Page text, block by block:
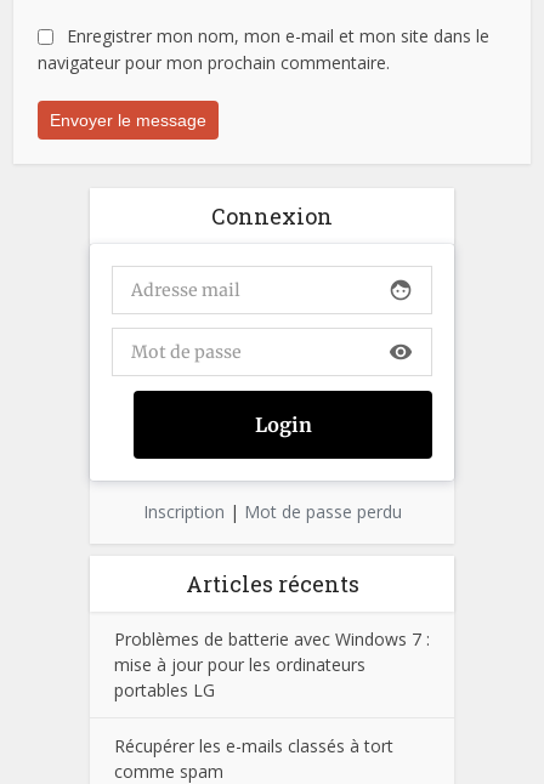
Enregistrer mon nom, mon e-mail et mon site dans le
navigateur pour mon prochain commentaire.
Connexion
face
visibility
Inscription | Mot de passe perdu
Articles récents
Problèmes de batterie avec Windows 7 :
mise à jour pour les ordinateurs
portables LG
Récupérer les e-mails classés à tort
comme spam